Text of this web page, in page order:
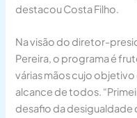
destacou Costa Filho.
Na visão do diretor-
Pereira, o programa é
várias mãos cujo objetivo
alcance de todos.
desafio da desigualdade